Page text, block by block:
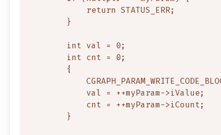
            return STATUS_ERR;
        }
        int val = 0;
        int cnt = 0;
        {
val = ++myParam->iValue;
            cnt = ++myParam->iCount;
        }